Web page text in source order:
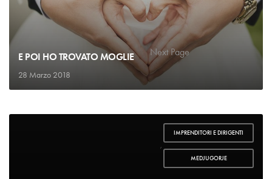
E POI HO TROVATO MOGLIE
28 Marzo 2018
IMPRENDITORI E DIRIGENTI
,
MEDJUGORJE
1 2 … 4 Next Page